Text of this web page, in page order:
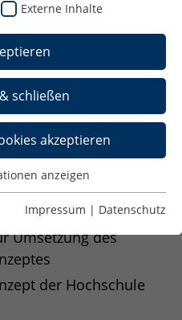
Externe Inhalte
schließen
akzeptieren
anzeigen
Impressum | Datenschutz
der Hochschule
der Anwendung
Gesetze.
Dokumente
und die
Maßnahmen
der Hochschule
Umsetzung des
der Hochschule